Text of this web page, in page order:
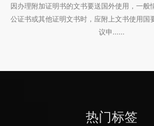
因办理附加证明书的文书要送国外使用，一般
公证书或其他证明文书时，应附上文书使用国
议申......
热门标签